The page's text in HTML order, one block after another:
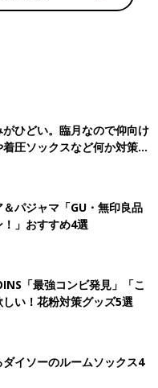
ひどい。臨月なので仰向け
圧ソックスなど何か対策さ
いにちのたまひよ”の体験
パジャマ「GU・無印良品
」おすすめ4選
「最強コンビ発見」「こ
い！花粉対策グッズ5選
イソーのルームソックス4